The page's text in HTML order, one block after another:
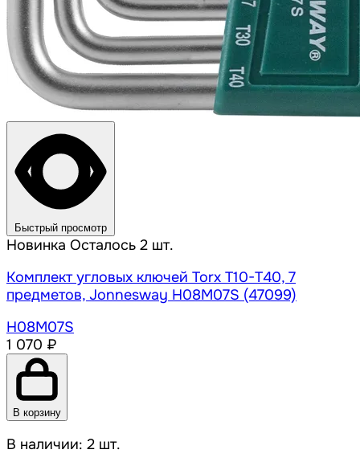
Быстрый просмотр
Новинка Осталось 2 шт.
Комплект угловых ключей Torx Т10-Т40, 7
предметов, Jonnesway H08M07S (47099)
H08M07S
1 070 ₽
В корзину
В наличии: 2 шт.